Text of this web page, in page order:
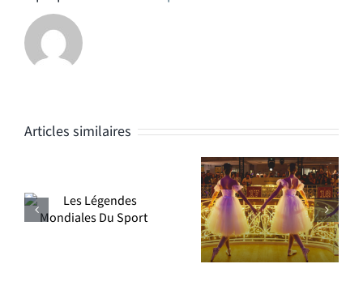
Articles similaires
Contenus
Article lancement
campagne de
Noël 2022 La
Samaritaine